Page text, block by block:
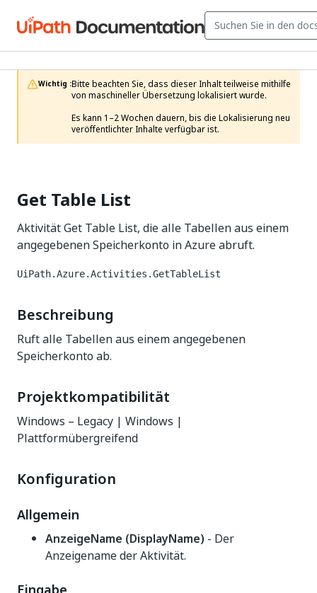
Wichtig :Bitte beachten Sie, dass dieser Inhalt teilweise mithilfe
von maschineller Übersetzung lokalisiert wurde.
Es kann 1–2 Wochen dauern, bis die Lokalisierung neu
veröffentlichter Inhalte verfügbar ist.
Get Table List
Aktivität Get Table List, die alle Tabellen aus einem
angegebenen Speicherkonto in Azure abruft.
UiPath.Azure.Activities.GetTableList
Beschreibung
Ruft alle Tabellen aus einem angegebenen
Speicherkonto ab.
Projektkompatibilität
Windows – Legacy | Windows |
Plattformübergreifend
Konfiguration
Allgemein
AnzeigeName (DisplayName) - Der
Anzeigename der Aktivität.